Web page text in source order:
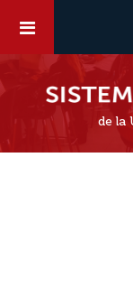
de la